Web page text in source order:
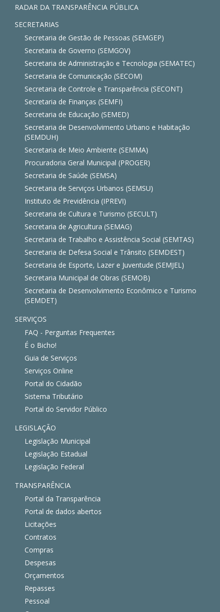
RADAR DA TRANSPARÊNCIA PÚBLICA
SECRETARIAS
Secretaria de Gestão de Pessoas (SEMGEP)
Secretaria de Governo (SEMGOV)
Secretaria de Administração e Tecnologia (SEMATEC)
Secretaria de Comunicação (SECOM)
Secretaria de Controle e Transparência (SECONT)
Secretaria de Finanças (SEMFI)
Secretaria de Educação (SEMED)
Secretaria de Desenvolvimento Urbano e Habitação
(SEMDUH)
Secretaria de Meio Ambiente (SEMMA)
Procuradoria Geral Municipal (PROGER)
Secretaria de Saúde (SEMSA)
Secretaria de Serviços Urbanos (SEMSU)
Instituto de Previdência (IPREVI)
Secretaria de Cultura e Turismo (SECULT)
Secretaria de Agricultura (SEMAG)
Secretaria de Trabalho e Assistência Social (SEMTAS)
Secretaria de Defesa Social e Trânsito (SEMDEST)
Secretaria de Esporte, Lazer e Juventude (SEMJEL)
Secretaria Municipal de Obras (SEMOB)
Secretaria de Desenvolvimento Econômico e Turismo
(SEMDET)
SERVIÇOS
FAQ - Perguntas Frequentes
É o Bicho!
Guia de Serviços
Serviços Online
Portal do Cidadão
Sistema Tributário
Portal do Servidor Público
LEGISLAÇÃO
Legislação Municipal
Legislação Estadual
Legislação Federal
TRANSPARÊNCIA
Portal da Transparência
Portal de dados abertos
Licitações
Contratos
Compras
Despesas
Orçamentos
Repasses
Pessoal